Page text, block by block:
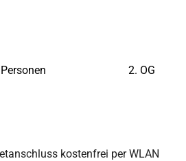
2. OG
kostenfrei per WLAN